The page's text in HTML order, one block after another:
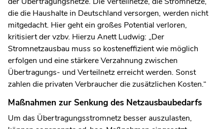
die die Haushalte in Deutschland versorgen, werden nicht
mitgedacht. Hier geht ein großes Potential verloren,
kritisiert der vzbv. Hierzu Anett Ludwig: „Der
Stromnetzausbau muss so kosteneffizient wie möglich
erfolgen und eine stärkere Verzahnung zwischen
Übertragungs- und Verteilnetz erreicht werden. Sonst
zahlen die privaten Verbraucher die zusätzlichen Kosten.“
Maßnahmen zur Senkung des Netzausbaubedarfs
Um das Übertragungsstromnetz besser auszulasten,